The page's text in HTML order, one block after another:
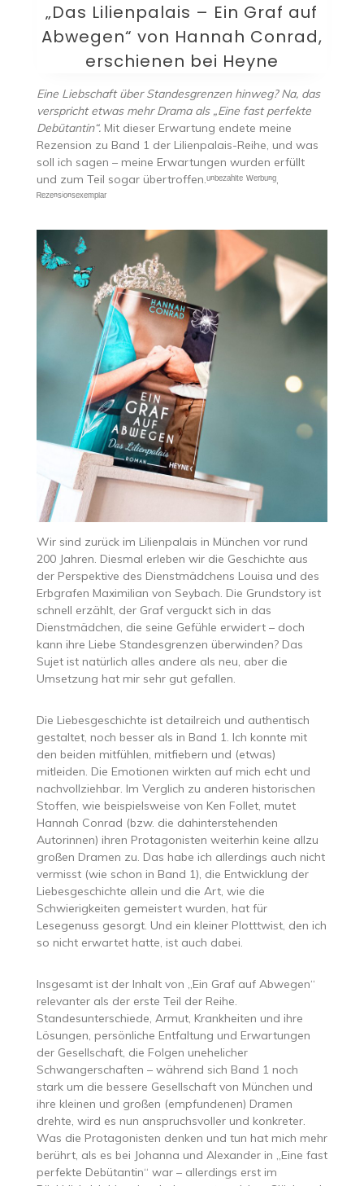
„Das Lilienpalais – Ein Graf auf
Abwegen“ von Hannah Conrad,
erschienen bei Heyne
Eine Liebschaft über Standesgrenzen hinweg? Na, das
verspricht etwas mehr Drama als „Eine fast perfekte
Debütantin“. Mit dieser Erwartung endete meine
Rezension zu Band 1 der Lilienpalais-Reihe, und was
soll ich sagen – meine Erwartungen wurden erfüllt
und zum Teil sogar übertroffen.ᵘⁿᵇᵉᶻᵃʰˡᵗᵉ ᵂᵉʳᵇᵘⁿᵍ,
ᴿᵉᶻᵉⁿˢⁱᵒⁿˢᵉˣᵉᵐᵖˡᵃʳ
Wir sind zurück im Lilienpalais in München vor rund
200 Jahren. Diesmal erleben wir die Geschichte aus
der Perspektive des Dienstmädchens Louisa und des
Erbgrafen Maximilian von Seybach. Die Grundstory ist
schnell erzählt, der Graf verguckt sich in das
Dienstmädchen, die seine Gefühle erwidert – doch
kann ihre Liebe Standesgrenzen überwinden? Das
Sujet ist natürlich alles andere als neu, aber die
Umsetzung hat mir sehr gut gefallen.
Die Liebesgeschichte ist detailreich und authentisch
gestaltet, noch besser als in Band 1. Ich konnte mit
den beiden mitfühlen, mitfiebern und (etwas)
mitleiden. Die Emotionen wirkten auf mich echt und
nachvollziehbar. Im Verglich zu anderen historischen
Stoffen, wie beispielsweise von Ken Follet, mutet
Hannah Conrad (bzw. die dahinterstehenden
Autorinnen) ihren Protagonisten weiterhin keine allzu
großen Dramen zu. Das habe ich allerdings auch nicht
vermisst (wie schon in Band 1), die Entwicklung der
Liebesgeschichte allein und die Art, wie die
Schwierigkeiten gemeistert wurden, hat für
Lesegenuss gesorgt. Und ein kleiner Plotttwist, den ich
so nicht erwartet hatte, ist auch dabei.
Insgesamt ist der Inhalt von „Ein Graf auf Abwegen“
relevanter als der erste Teil der Reihe.
Standesunterschiede, Armut, Krankheiten und ihre
Lösungen, persönliche Entfaltung und Erwartungen
der Gesellschaft, die Folgen unehelicher
Schwangerschaften – während sich Band 1 noch
stark um die bessere Gesellschaft von München und
ihre kleinen und großen (empfundenen) Dramen
drehte, wird es nun anspruchsvoller und konkreter.
Was die Protagonisten denken und tun hat mich mehr
berührt, als es bei Johanna und Alexander in „Eine fast
perfekte Debütantin“ war – allerdings erst im